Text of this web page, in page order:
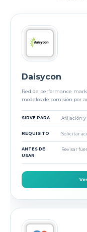
Daisycon
Red de performance
modelos de comisión por
SIRVE PARA Afiliación y
REQUISITO Solicitar
ANTES DE
USAR
Revisar